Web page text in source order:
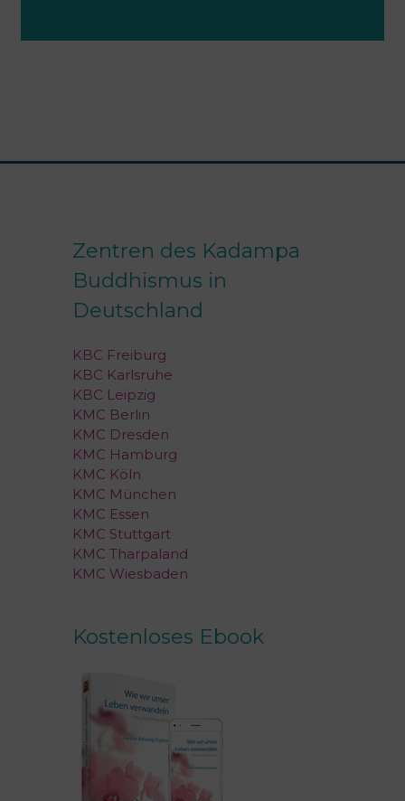
Zentren des Kadampa
Buddhismus in
Deutschland
KBC Freiburg
KBC Karlsruhe
KBC Leipzig
KMC Berlin
KMC Dresden
KMC Hamburg
KMC Köln
KMC München
KMC Essen
KMC Stuttgart
KMC Tharpaland
KMC Wiesbaden
Kostenloses Ebook